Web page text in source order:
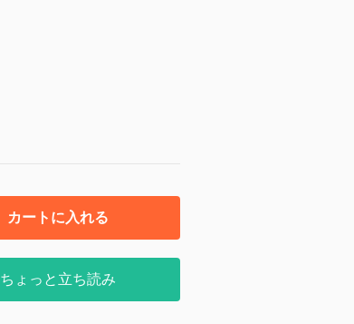
カートに入れる
ちょっと立ち読み